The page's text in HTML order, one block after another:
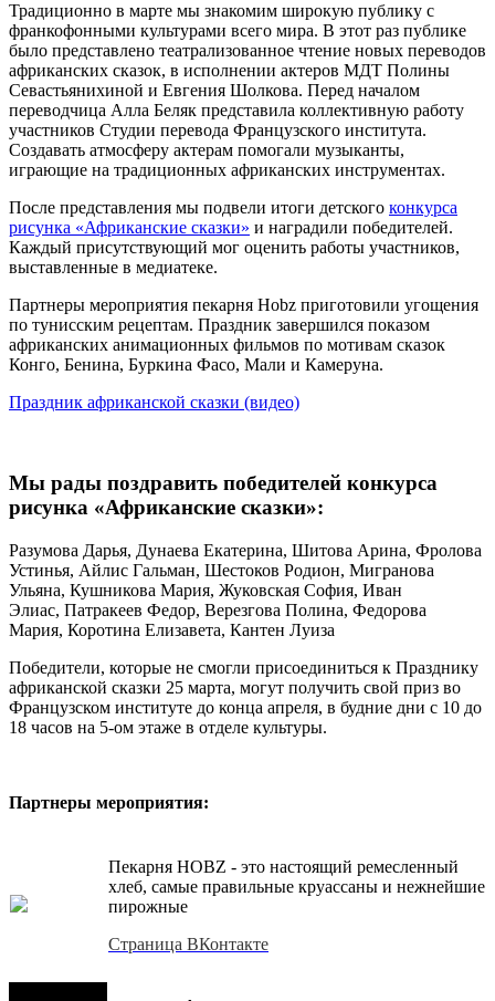
Традиционно в марте мы знакомим широкую публику с
франкофонными культурами всего мира. В этот раз публике
было представлено театрализованное чтение новых переводов
африканских сказок, в исполнении актеров МДТ Полины
Севастьянихиной и Евгения Шолкова. Перед началом
переводчица Алла Беляк представила коллективную работу
участников Студии перевода Французского института.
Создавать атмосферу актерам помогали музыканты,
играющие на традиционных африканских инструментах.
После представления мы подвели итоги детского конкурса
рисунка «Африканские сказки» и наградили победителей.
Каждый присутствующий мог оценить работы участников,
выставленные в медиатеке.
Партнеры мероприятия пекарня Hobz приготовили угощения
по тунисским рецептам. Праздник завершился показом
африканских анимационных фильмов по мотивам сказок
Конго, Бенина, Буркина Фасо, Мали и Камеруна.
Праздник африканской сказки (видео)
Мы рады поздравить победителей конкурса
рисунка «Африканские сказки»:
Разумова Дарья, Дунаева Екатерина, Шитова Арина, Фролова
Устинья, Айлис Гальман, Шестоков Родион, Мигранова
Ульяна, Кушникова Мария, Жуковская София, Иван
Элиас, Патракеев Федор, Верезгова Полина, Федорова
Мария, Коротина Елизавета, Кантен Луиза
Победители, которые не смогли присоединиться к Празднику
африканской сказки 25 марта, могут получить свой приз во
Французском институте до конца апреля, в будние дни с 10 до
18 часов на 5-ом этаже в отделе культуры.
Партнеры мероприятия:
Пекарня HOBZ - это настоящий ремесленный
хлеб, самые правильные круассаны и нежнейшие
пирожные
Страница ВКонтакте